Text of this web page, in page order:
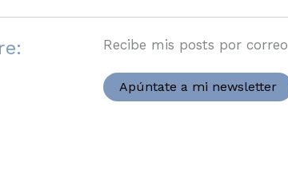
Recibe mis posts por correo
Apúntate a mi newsletter